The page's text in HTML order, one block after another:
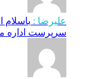
علیرضا : باسلام
سرپرست اداره